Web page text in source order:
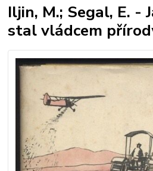
Iljin, M.; Segal, E. -
stal vládcem